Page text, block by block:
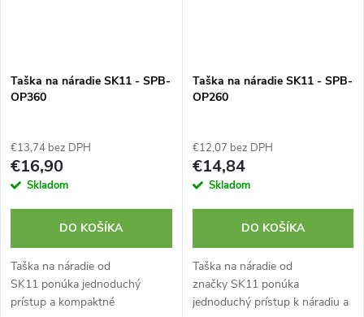
Taška na náradie SK11 - SPB-
OP360
€13,74 bez DPH
€16,90
Skladom
DO KOŠÍKA
Taška na náradie od
SK11 ponúka jednoduchý
prístup a kompaktné
Taška na náradie SK11 - SPB-
OP260
€12,07 bez DPH
€14,84
Skladom
DO KOŠÍKA
Taška na náradie od
značky SK11 ponúka
jednoduchý prístup k náradiu a